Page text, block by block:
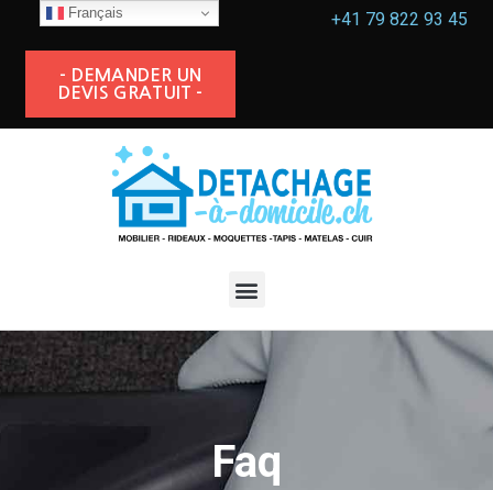
+41 79 822 93 45
- DEMANDER UN
DEVIS GRATUIT -
Faq
Français